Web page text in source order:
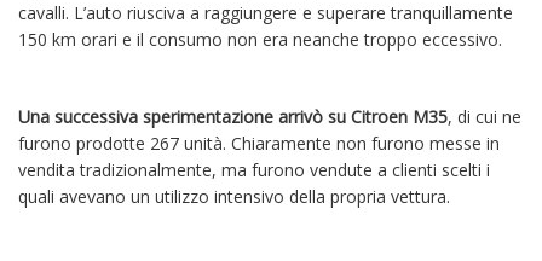
cavalli. L’auto riusciva a raggiungere e superare tranquillamente
150 km orari e il consumo non era neanche troppo eccessivo.
Una successiva sperimentazione arrivò su Citroen M35, di cui ne
furono prodotte 267 unità. Chiaramente non furono messe in
vendita tradizionalmente, ma furono vendute a clienti scelti i
quali avevano un utilizzo intensivo della propria vettura.